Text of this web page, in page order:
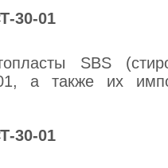
30-01
SBS
а также их
30-01